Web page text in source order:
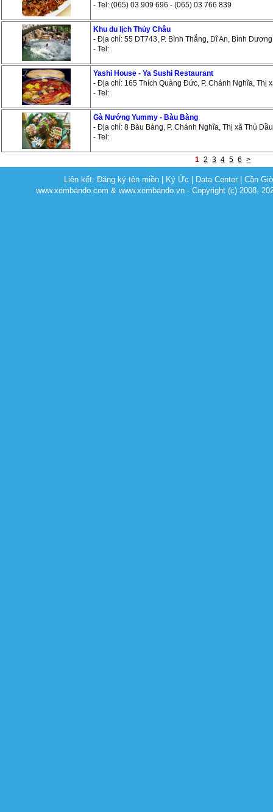
- Tel: (065) 03 909 696 - (065) 03 766 839
Khu du lịch Thủy Châu
- Địa chỉ: 55 DT743, P. Bình Thắng, Dĩ An, Bình Dương
- Tel:
Yashi House - Ya Sushi Restaurant
- Địa chỉ: 165 Thích Quảng Đức, P. Chánh Nghĩa, Thị
- Tel:
Gà Nướng Yummy - Bàu Bàng
- Địa chỉ: 8 Bàu Bàng, P. Chánh Nghĩa, Thị xã Thủ
- Tel:
1 2 3 4 5 6 >
Liên kết:Đăng ký tên miền Ký Ức Data Center |Cần
www.xembando.com & www.xembando.vn - Copyright (c) 2008-